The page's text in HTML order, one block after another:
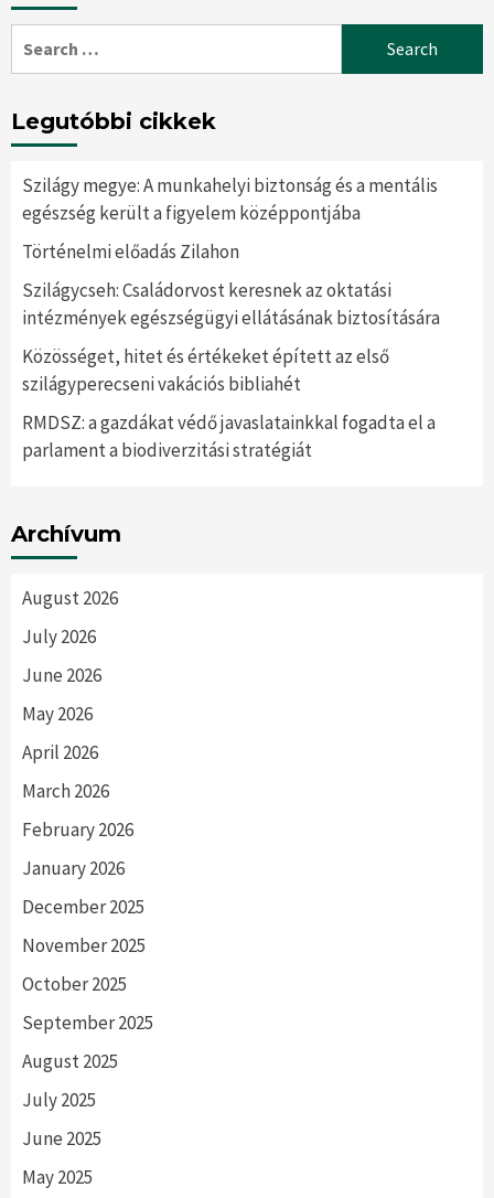
for:
Legutóbbi cikkek
Szilágy megye: A munkahelyi biztonság és a mentális
egészség került a figyelem középpontjába
Történelmi előadás Zilahon
Szilágycseh: Családorvost keresnek az oktatási
intézmények egészségügyi ellátásának biztosítására
Közösséget, hitet és értékeket épített az első
szilágyperecseni vakációs bibliahét
RMDSZ: a gazdákat védő javaslatainkkal fogadta el a
parlament a biodiverzitási stratégiát
Archívum
August 2026
July 2026
June 2026
May 2026
April 2026
March 2026
February 2026
January 2026
December 2025
November 2025
October 2025
September 2025
August 2025
July 2025
June 2025
May 2025